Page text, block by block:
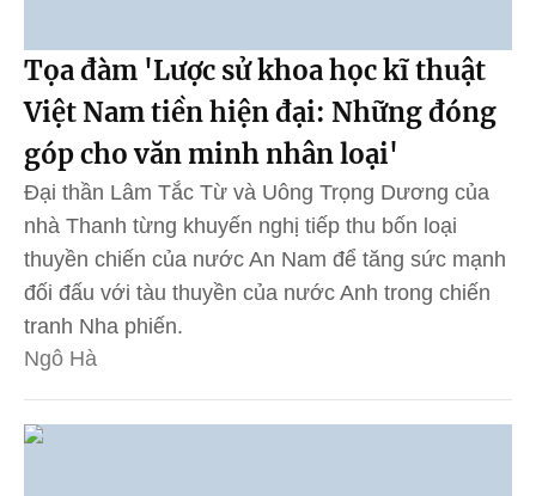
Tọa đàm 'Lược sử khoa học kĩ thuật
Việt Nam tiền hiện đại: Những đóng
góp cho văn minh nhân loại'
Đại thần Lâm Tắc Từ và Uông Trọng Dương của
nhà Thanh từng khuyến nghị tiếp thu bốn loại
thuyền chiến của nước An Nam để tăng sức mạnh
đối đấu với tàu thuyền của nước Anh trong chiến
tranh Nha phiến.
Ngô Hà